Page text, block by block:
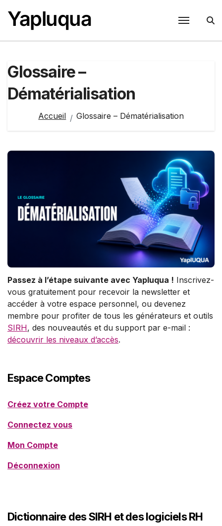
au
contenu
Yapluqua
Glossaire –
Dématérialisation
Accueil Glossaire – Dématérialisation
Passez à l’étape suivante avec Yapluqua ! Inscrivez-
vous gratuitement pour recevoir la newsletter et
accéder à votre espace personnel, ou devenez
membre pour profiter de tous les générateurs et outils
SIRH, des nouveautés et du support par e-mail :
découvrir les niveaux d’accès.
Espace Comptes
Créez votre Compte
Connectez vous
Mon Compte
Déconnexion
Dictionnaire des SIRH et des logiciels RH